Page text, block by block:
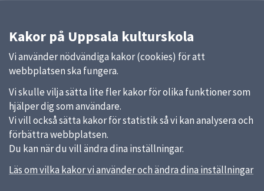
Kakor på Uppsala kulturskola
Vi använder nödvändiga kakor (cookies) för att
webbplatsen ska fungera.
Vi skulle vilja sätta lite fler kakor för olika funktioner som
hjälper dig som användare.
Vi vill också sätta kakor för statistik så vi kan analysera och
förbättra webbplatsen.
Du kan när du vill ändra dina inställningar.
Läs om vilka kakor vi använder och ändra dina inställningar